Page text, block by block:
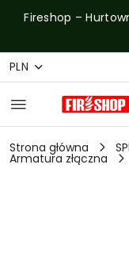
Przejdź do
Przejdź do
Przejdź do
Przejdź do
Przejdź do
Przejdź do
Fireshop –
PLN
Strona główna
Armatura złączna